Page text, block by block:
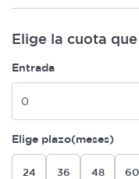
Elige la cuota
Entrada
Elige plazo(meses)
24 36 48 60